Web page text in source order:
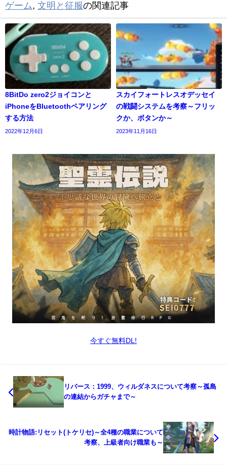
ゲーム 文明と征服の関連記事
8BitDo zero2ジョイコンと
iPhoneをBluetoothペアリング
する方法
2022年12月6日
スカイフォートレスオデッセイ
の戦闘システムを考察～フリッ
クか、ボタンか～
2023年11月16日
今すぐ無料DL!
リバース：1999、ウィルダネスについて考察～孤島
の連結からガチャまで～
時計物語:リセット(トケリセ)～全4種の職業について
考察、上級者向け職業も～